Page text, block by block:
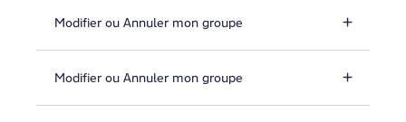
Modifier ou Annuler mon groupe
Modifier ou Annuler mon groupe